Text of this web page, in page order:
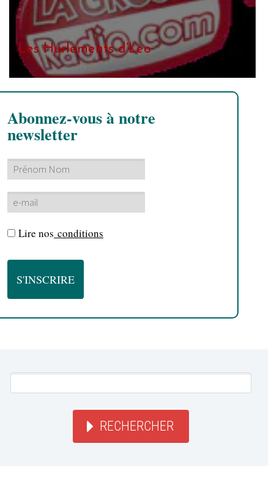
Les Hurlements d’Leo
Abonnez-vous à notre
newsletter
Lire nos conditions
RECHERCHER